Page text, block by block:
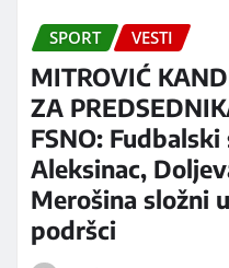
SPORT VESTI
MITROVIĆ
ZA
FSNO: Fudbalski
Aleksinac,
Merošina složni u
podršci